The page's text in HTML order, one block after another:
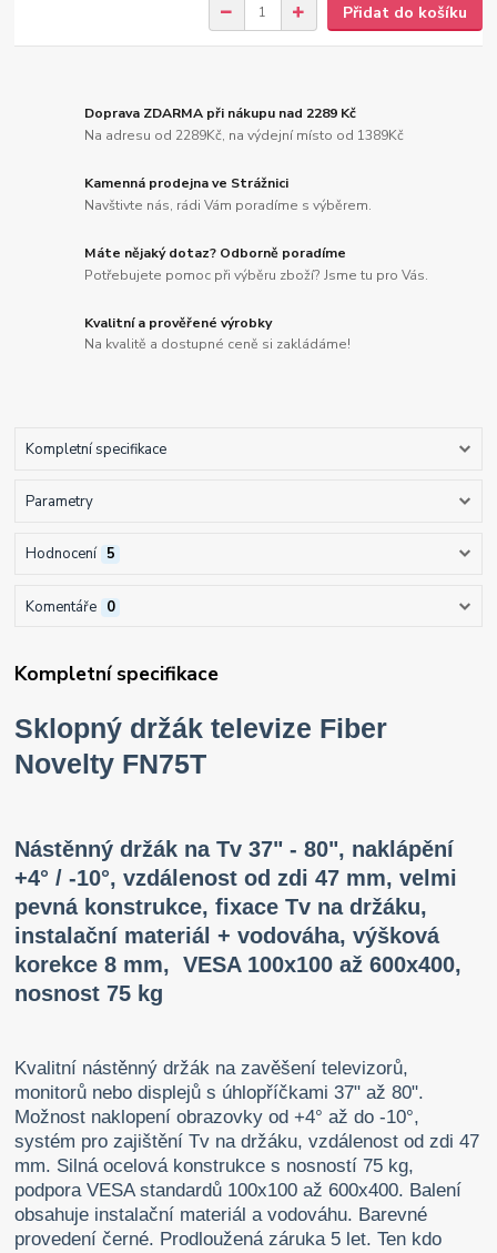
Přidat do košíku
Doprava ZDARMA při nákupu nad 2289 Kč
Na adresu od 2289Kč, na výdejní místo od 1389Kč
Kamenná prodejna ve Strážnici
Navštivte nás, rádi Vám poradíme s výběrem.
Máte nějaký dotaz? Odborně poradíme
Potřebujete pomoc při výběru zboží? Jsme tu pro Vás.
Kvalitní a prověřené výrobky
Na kvalitě a dostupné ceně si zakládáme!
Kompletní specifikace
Parametry
Hodnocení 5
Komentáře 0
Kompletní specifikace
Sklopný držák televize Fiber
Novelty FN75T
Nástěnný držák na Tv 37" - 80", naklápění
+4° / -10°, vzdálenost od zdi 47 mm, velmi
pevná konstrukce, fixace Tv na držáku,
instalační materiál + vodováha, výšková
korekce 8 mm, VESA 100x100 až 600x400,
nosnost 75 kg
Kvalitní nástěnný držák na zavěšení televizorů,
monitorů nebo displejů s úhlopříčkami 37" až 80".
Možnost naklopení obrazovky od +4° až do -10°,
systém pro zajištění Tv na držáku, vzdálenost od zdi 47
mm. Silná ocelová konstrukce s nosností 75 kg,
podpora VESA standardů 100x100 až 600x400. Balení
obsahuje instalační materiál a vodováhu. Barevné
provedení černé. Prodloužená záruka 5 let. Ten kdo